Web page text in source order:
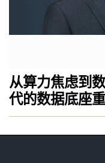
从算力焦虑到
代的数据底座